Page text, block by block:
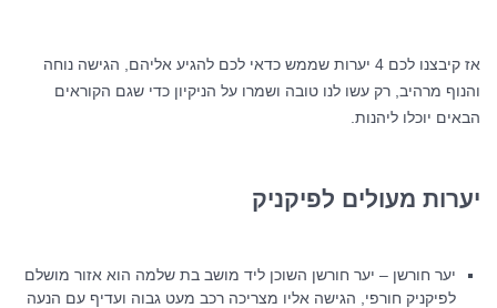
אז קיבצנו לכם 4 יערות שממש כדאי לכם להגיע אליהם, הגישה נוחה
והנוף מרהיב, רק עשו לנו טובה ושמרו על הניקיון כדי שגם הקוראים
הבאים יוכלו ליהנות.
יערות מעולים לפיקניק
יער חורשן – יער חורשן השוכן ליד מושב בת שלמה הוא אזור מושלם
לפיקניק חורפי, הגישה אליו מצריכה רכב מעט גבוה ועדיף עם הנעה